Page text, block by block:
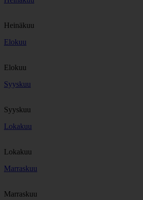
Heinäkuu
Elokuu
Elokuu
Syyskuu
Syyskuu
Lokakuu
Lokakuu
Marraskuu
Marraskuu